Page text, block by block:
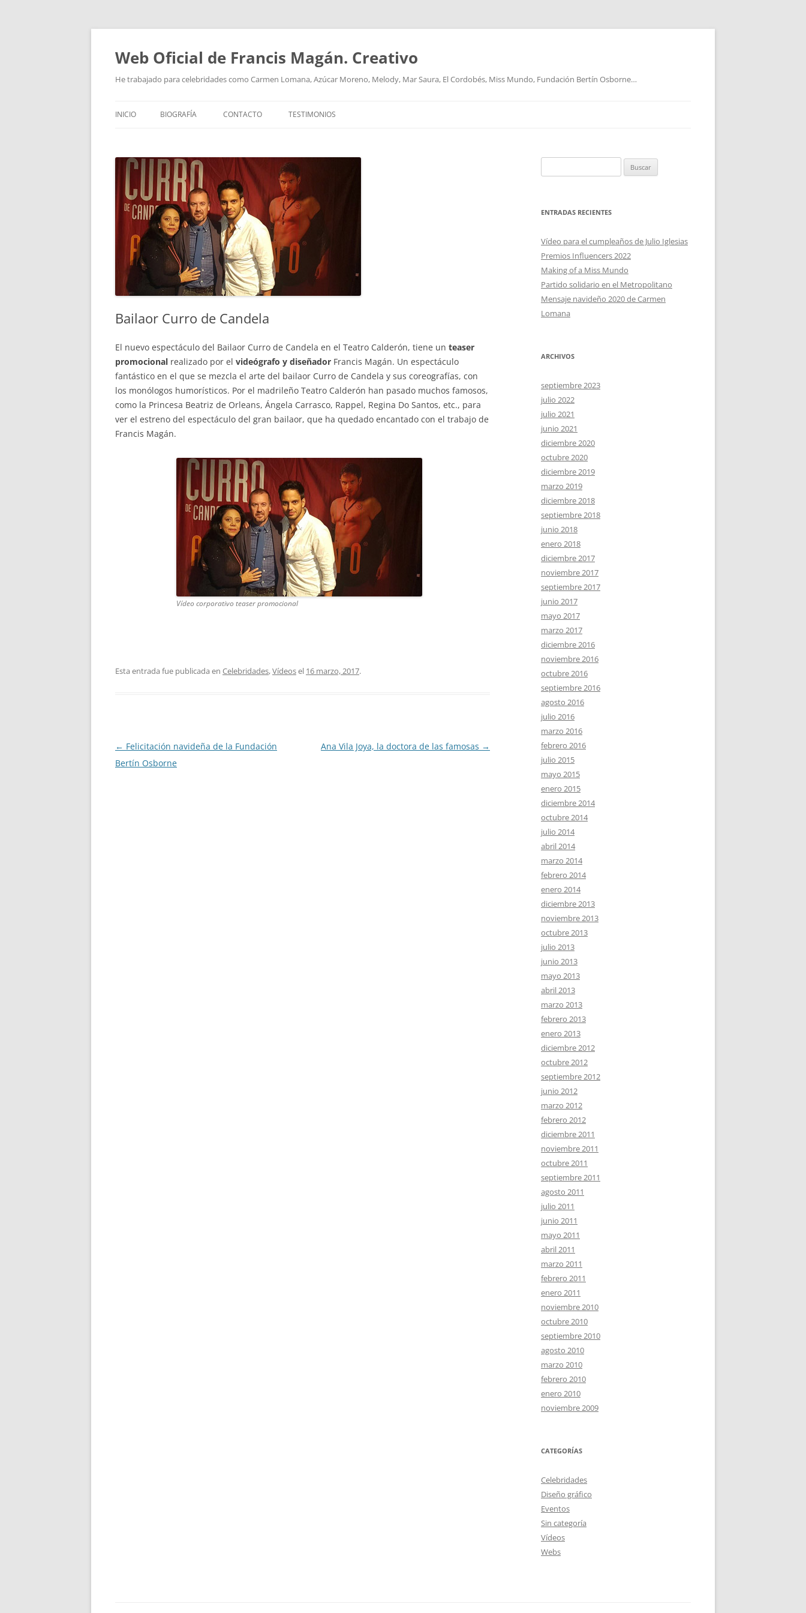
Saltar
contenido
Web Oficial de Francis Magán. Creativo
He trabajado para celebridades como Carmen Lomana, Azúcar Moreno, Melody, Mar Saura, El Cordobés, Miss Mundo, Fundación Bertín Osborne…
INICIO BIOGRAFÍA CONTACTO TESTIMONIOS
Bailaor Curro de Candela
El nuevo espectáculo del Bailaor Curro de Candela en el Teatro Calderón, tiene un teaser
promocional realizado por el videógrafo y diseñador Francis Magán. Un espectáculo
fantástico en el que se mezcla el arte del bailaor Curro de Candela y sus coreografías, con
los monólogos humorísticos. Por el madrileño Teatro Calderón han pasado muchos famosos,
como la Princesa Beatriz de Orleans, Ángela Carrasco, Rappel, Regina Do Santos, etc., para
ver el estreno del espectáculo del gran bailaor, que ha quedado encantado con el trabajo de
Francis Magán.
Vídeo corporativo teaser promocional
Esta entrada fue publicada en Celebridades,Vídeosel 16 marzo, 2017.
Navegación
de
← Felicitación navideña de la Fundación
Bertín Osborne
Ana Vila Joya, la doctora de las famosas →
ENTRADAS RECIENTES
Vídeo para el cumpleaños de Julio Iglesias
Premios Influencers 2022
Making of a Miss Mundo
Partido solidario en el Metropolitano
Mensaje navideño 2020 de Carmen
Lomana
ARCHIVOS
septiembre 2023
julio 2022
julio 2021
junio 2021
diciembre 2020
octubre 2020
diciembre 2019
marzo 2019
diciembre 2018
septiembre 2018
junio 2018
enero 2018
diciembre 2017
noviembre 2017
septiembre 2017
junio 2017
mayo 2017
marzo 2017
diciembre 2016
noviembre 2016
octubre 2016
septiembre 2016
agosto 2016
julio 2016
marzo 2016
febrero 2016
julio 2015
mayo 2015
enero 2015
diciembre 2014
octubre 2014
julio 2014
abril 2014
marzo 2014
febrero 2014
enero 2014
diciembre 2013
noviembre 2013
octubre 2013
julio 2013
junio 2013
mayo 2013
abril 2013
marzo 2013
febrero 2013
enero 2013
diciembre 2012
octubre 2012
septiembre 2012
junio 2012
marzo 2012
febrero 2012
diciembre 2011
noviembre 2011
octubre 2011
septiembre 2011
agosto 2011
julio 2011
junio 2011
mayo 2011
abril 2011
marzo 2011
febrero 2011
enero 2011
noviembre 2010
octubre 2010
septiembre 2010
agosto 2010
marzo 2010
febrero 2010
enero 2010
noviembre 2009
CATEGORÍAS
Celebridades
Diseño gráfico
Eventos
Sin categoría
Vídeos
Webs